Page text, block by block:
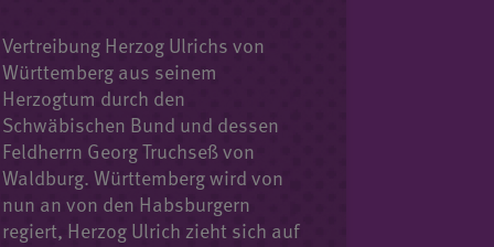
Vertreibung Herzog Ulrichs von
Württemberg aus seinem
Herzogtum durch den
Schwäbischen Bund und dessen
Feldherrn Georg Truchseß von
Waldburg. Württemberg wird von
nun an von den Habsburgern
regiert, Herzog Ulrich zieht sich auf